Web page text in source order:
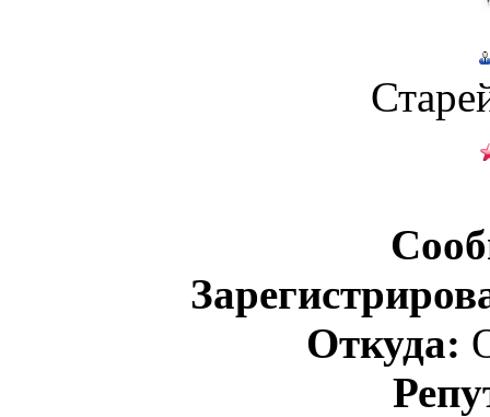
Откуда: